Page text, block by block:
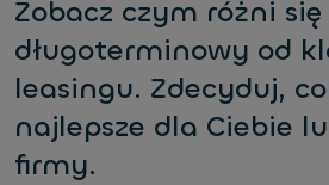
Zobacz czym różni
długoterminowy od
leasingu. Zdecyduj,
najlepsze dla Ciebie
firmy.